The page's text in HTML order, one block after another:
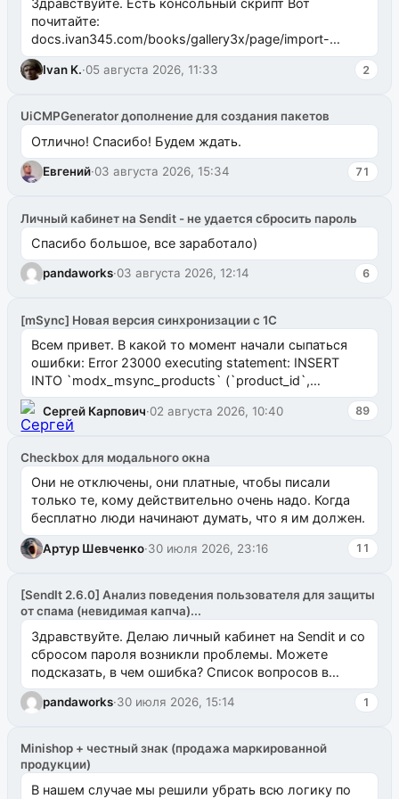
Здравствуйте. Есть консольный скрипт Вот
почитайте:
docs.ivan345.com/books/gallery3x/page/import-
ms2galleryphp
Ivan K.·05 августа 2026, 11:33 2
UiCMPGenerator дополнение для создания пакетов
Отлично! Спасибо! Будем ждать.
Евгений·03 августа 2026, 15:34 71
Личный кабинет на Sendit - не удается сбросить пароль
Спасибо большое, все заработало)
pandaworks·03 августа 2026, 12:14 6
[mSync] Новая версия синхронизации с 1С
Всем привет. В какой то момент начали сыпаться
ошибки: Error 23000 executing statement: INSERT
INTO `modx_msync_products` (`product_id`,
`uuid_1c`) VALUES ...
Сергей Карпович·02 августа 2026, 10:40 89
Checkbox для модального окна
Они не отключены, они платные, чтобы писали
только те, кому действительно очень надо. Когда
бесплатно люди начинают думать, что я им должен.
Артур Шевченко·30 июля 2026, 23:16 11
[SendIt 2.6.0] Анализ поведения пользователя для защиты
от спама (невидимая капча)...
Здравствуйте. Делаю личный кабинет на Sendit и со
сбросом пароля возникли проблемы. Можете
подсказать, в чем ошибка? Список вопросов в
одноименном разделе на modx.pro пока пуст, и,...
pandaworks·30 июля 2026, 15:14 1
Minishop + честный знак (продажа маркированной
продукции)
В нашем случае мы решили убрать всю логику по